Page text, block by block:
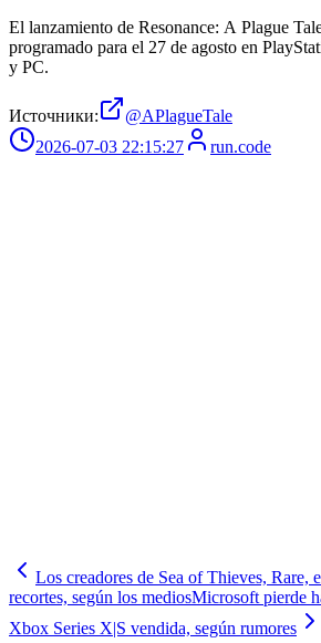
El lanzamiento de Resonance: A Plague
programado para el 27 de agosto en
y PC.
Источники:
@APlagueTale
2026-07-03 22:15:27
run.code
Los creadores de Sea of Thieves, Rare,
recortes, según los mediosMicrosoft pierde
Xbox Series X|S vendida, según rumores